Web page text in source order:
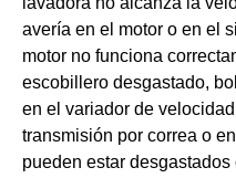
avería en el motor o en el
motor no funciona
escobillero desgastado,
en el variador de
transmisión por correa o
pueden estar